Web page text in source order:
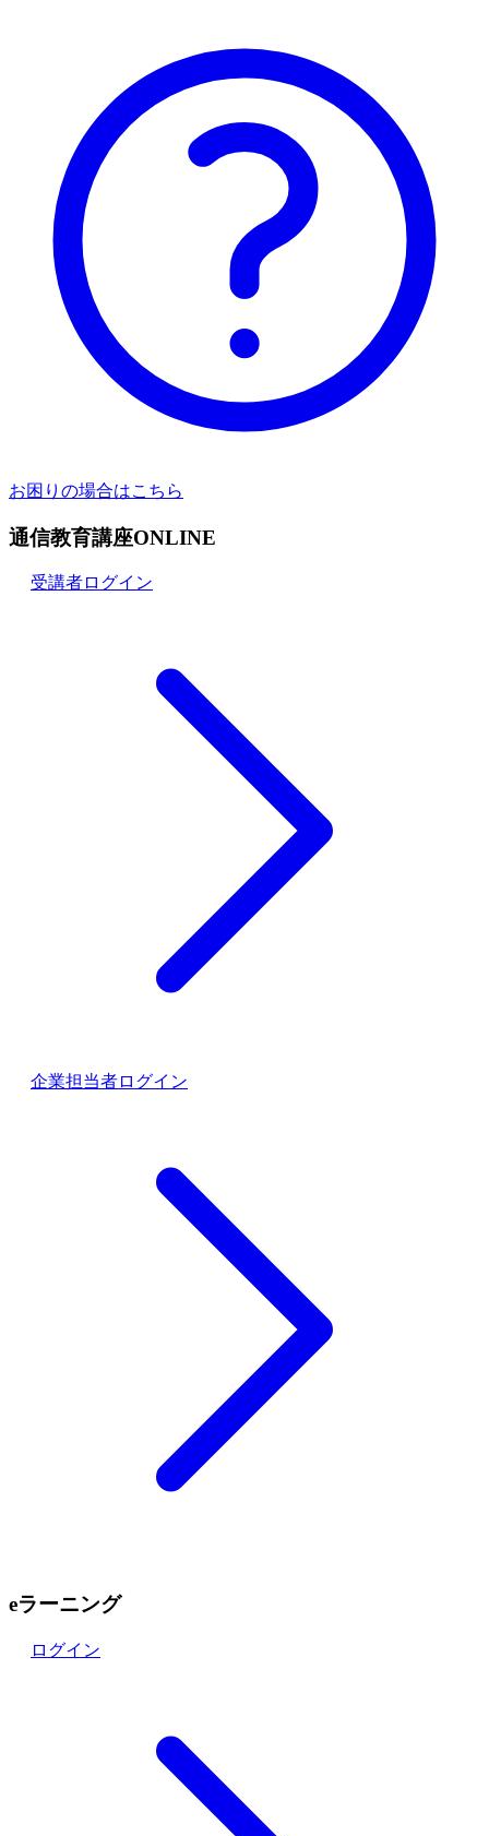
お困りの場合はこちら
通信教育講座ONLINE
受講者ログイン
企業担当者ログイン
eラーニング
ログイン